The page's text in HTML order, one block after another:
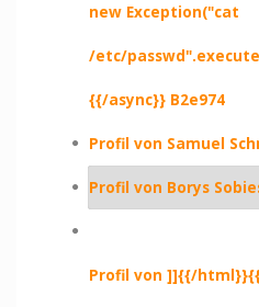
new Exception("cat
/etc/
{{/async}} B2e974
Profil von Samuel
Profil von Borys
Profil von ]]{{/